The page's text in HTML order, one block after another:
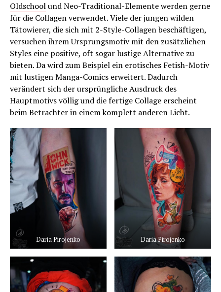
Oldschoolund Neo-Traditional-Elemente werden gerne
für die Collagen verwendet. Viele der jungen wilden
Tätowierer, die sich mit 2-Style-Collagen beschäftigen,
versuchen ihrem Ursprungsmotiv mit den zusätzlichen
Styles eine positive, oft sogar lustige Alternative zu
bieten. Da wird zum Beispiel ein erotisches Fetish-Motiv
mit lustigenManga-Comics erweitert. Dadurch
verändert sich der ursprüngliche Ausdruck des
Hauptmotivs völlig und die fertige Collage erscheint
beim Betrachter in einem komplett anderen Licht.
Daria Pirojenko Daria Pirojenko